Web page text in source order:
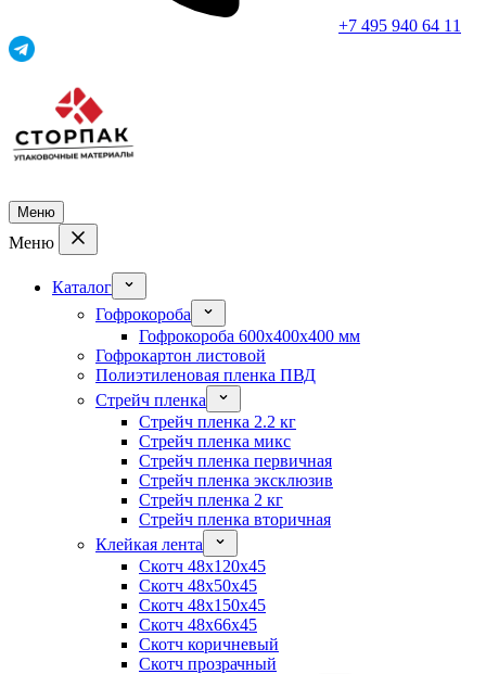
+7 495 940 64 11
Меню
Меню
Каталог
Гофрокороба
Гофрокороба 600x400x400 мм
Гофрокартон листовой
Полиэтиленовая пленка ПВД
Стрейч пленка
Стрейч пленка 2.2 кг
Стрейч пленка микс
Стрейч пленка первичная
Стрейч пленка эксклюзив
Стрейч пленка 2 кг
Стрейч пленка вторичная
Клейкая лента
Скотч 48x120x45
Скотч 48x50x45
Скотч 48x150x45
Скотч 48x66x45
Скотч коричневый
Скотч прозрачный